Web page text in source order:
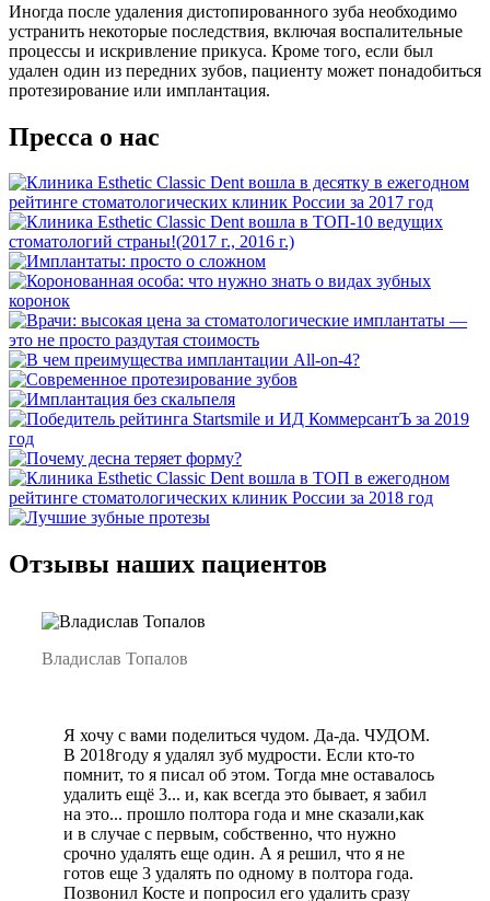
Иногда после удаления дистопированного зуба необходимо
устранить некоторые последствия, включая воспалительные
процессы и искривление прикуса. Кроме того, если был
удален один из передних зубов, пациенту может понадобиться
протезирование или имплантация.
Пресса о нас
Отзывы наших пациентов
Владислав Топалов
Я хочу с вами поделиться чудом. Да-да. ЧУДОМ.
В 2018году я удалял зуб мудрости. Если кто-то
помнит, то я писал об этом. Тогда мне оставалось
удалить ещё 3... и, как всегда это бывает, я забил
на это... прошло полтора года и мне сказали,как
и в случае с первым, собственно, что нужно
срочно удалять еще один. А я решил, что я не
готов еще 3 удалять по одному в полтора года.
Позвонил Косте и попросил его удалить сразу